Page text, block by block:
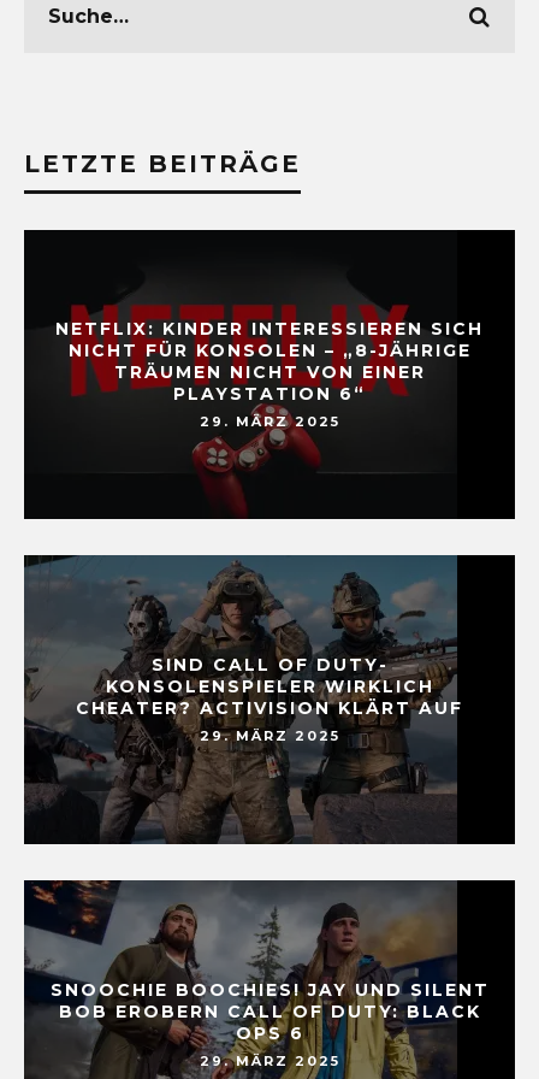
LETZTE BEITRÄGE
NETFLIX: KINDER INTERESSIEREN SICH
NICHT FÜR KONSOLEN – „8-JÄHRIGE
TRÄUMEN NICHT VON EINER
PLAYSTATION 6“
29. MÄRZ 2025
SIND CALL OF DUTY-
KONSOLENSPIELER WIRKLICH
CHEATER? ACTIVISION KLÄRT AUF
29. MÄRZ 2025
SNOOCHIE BOOCHIES! JAY UND SILENT
BOB EROBERN CALL OF DUTY: BLACK
OPS 6
29. MÄRZ 2025